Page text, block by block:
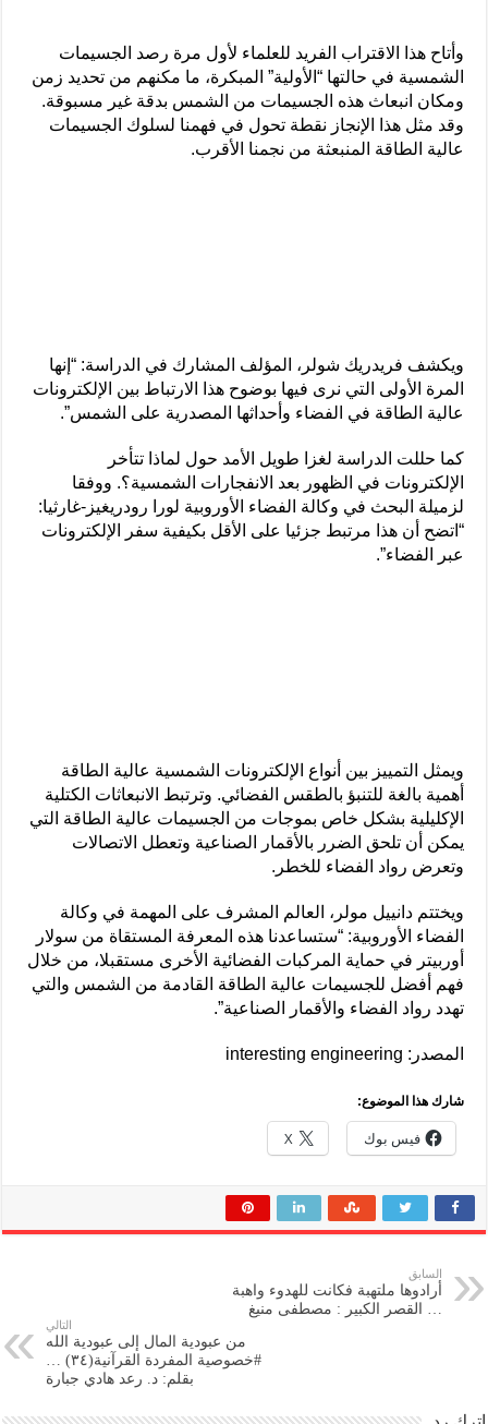
وأتاح هذا الاقتراب الفريد للعلماء لأول مرة رصد الجسيمات
الشمسية في حالتها “الأولية” المبكرة، ما مكنهم من تحديد زمن
ومكان انبعاث هذه الجسيمات من الشمس بدقة غير مسبوقة.
وقد مثل هذا الإنجاز نقطة تحول في فهمنا لسلوك الجسيمات
عالية الطاقة المنبعثة من نجمنا الأقرب.
ويكشف فريدريك شولر، المؤلف المشارك في الدراسة: “إنها
المرة الأولى التي نرى فيها بوضوح هذا الارتباط بين الإلكترونات
عالية الطاقة في الفضاء وأحداثها المصدرية على الشمس”.
كما حللت الدراسة لغزا طويل الأمد حول لماذا تتأخر
الإلكترونات في الظهور بعد الانفجارات الشمسية؟. ووفقا
لزميلة البحث في وكالة الفضاء الأوروبية لورا رودريغيز-غارثيا:
“اتضح أن هذا مرتبط جزئيا على الأقل بكيفية سفر الإلكترونات
عبر الفضاء”.
ويمثل التمييز بين أنواع الإلكترونات الشمسية عالية الطاقة
أهمية بالغة للتنبؤ بالطقس الفضائي. وترتبط الانبعاثات الكتلية
الإكليلية بشكل خاص بموجات من الجسيمات عالية الطاقة التي
يمكن أن تلحق الضرر بالأقمار الصناعية وتعطل الاتصالات
وتعرض رواد الفضاء للخطر.
ويختتم دانييل مولر، العالم المشرف على المهمة في وكالة
الفضاء الأوروبية: “ستساعدنا هذه المعرفة المستقاة من سولار
أوربيتر في حماية المركبات الفضائية الأخرى مستقبلا، من خلال
فهم أفضل للجسيمات عالية الطاقة القادمة من الشمس والتي
تهدد رواد الفضاء والأقمار الصناعية”.
المصدر: interesting engineering
شارك هذا الموضوع:
فيس بوك X
السابق
أرادوها ملتهبة فكانت للهدوء واهبة
… القصر الكبير : مصطفى منيغ
التالي
من عبودية المال إلى عبودية الله
#خصوصية المفردة القرآنية(٣٤) …
بقلم: د. رعد هادي جبارة